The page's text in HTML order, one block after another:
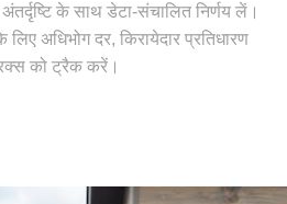
के साथ डेटा-संचालित निर्णय लें।
अधिभोग दर, किरायेदार प्रतिधारण
को ट्रैक करें।